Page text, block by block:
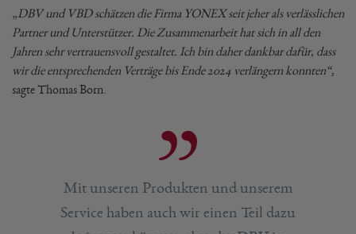
„DBV und VBD schätzen die Firma YONEX seit jeher als verlässlichen
Partner und Unterstützer. Die Zusammenarbeit hat sich in all den
Jahren sehr vertrauensvoll gestaltet. Ich bin daher dankbar dafür, dass
wir die entsprechenden Verträge bis Ende 2024 verlängern konnten“,
sagte Thomas Born.
Mit unseren Produkten und unserem
Service haben auch wir einen Teil dazu